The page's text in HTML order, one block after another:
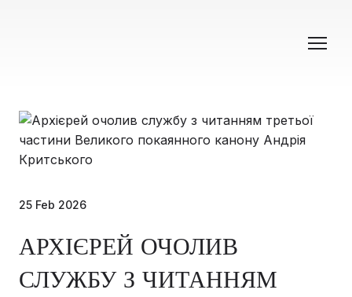
25 Feb 2026
АРХІЄРЕЙ ОЧОЛИВ
СЛУЖБУ З ЧИТАННЯМ